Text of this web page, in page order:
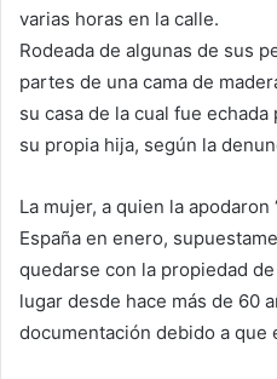
varias horas en la calle.
Rodeada de algunas de sus
partes de una cama de
su casa de la cual fue
su propia hija, según la
La mujer, a quien la apodaron
España en enero,
quedarse con la propiedad
lugar desde hace más de 60
documentación debido a que